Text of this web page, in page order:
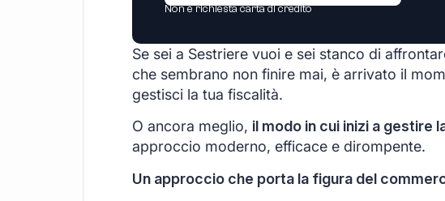
Non è richiesta carta di credito
Se sei a Sestriere vuoi e sei stanco di
che sembrano non finire mai, è arrivato il
gestisci la tua fiscalità.
O ancora meglio, il modo in cui inizi a gestire
approccio moderno, efficace e dirompente.
Un approccio che porta la figura del